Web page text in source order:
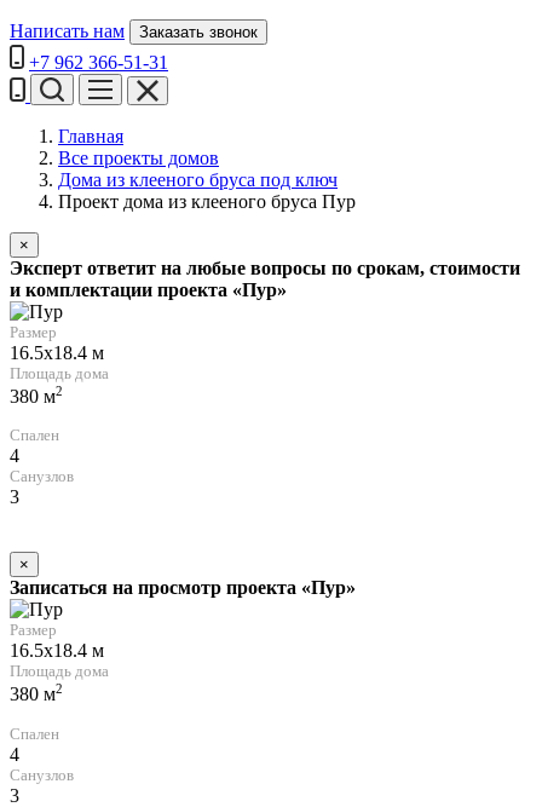
Написать нам Заказать звонок
+7 962 366-51-31
Главная
Все проекты домов
Дома из клееного бруса под ключ
Проект дома из клееного бруса Пур
×
Эксперт ответит на любые вопросы по срокам, стоимости
и комплектации проекта «Пур»
Размер
16.5x18.4 м
Площадь дома
380 м2
Спален
4
Санузлов
3
×
Записаться на просмотр проекта «Пур»
Размер
16.5x18.4 м
Площадь дома
380 м2
Спален
4
Санузлов
3